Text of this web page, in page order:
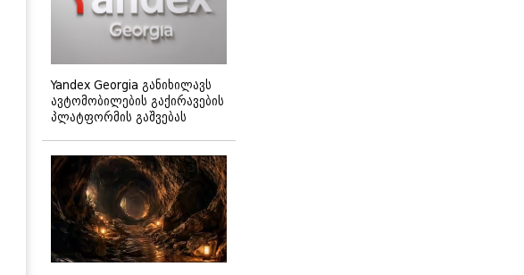
Yandex Georgia განიხილავს
ავტომობილების გაქირავების
პლატფორმის გაშვებას